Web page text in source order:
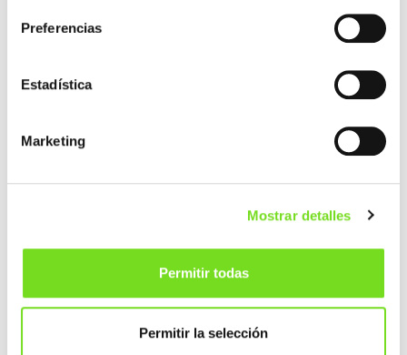
Preferencias
Estadística
Marketing
Mostrar detalles
Permitir todas
Permitir la selección
FEAF participa en la reunión del Grupo para la
Defensa Industrial del Gobierno Vasco
Próxima celebración de la Asamblea General de
NOTICIAS RECIENTES
FEAF/AFV participa en una nueva reunión de
seguimiento del proyecto DESGAS+ en Sidenor
Laguardia con una amplia participación del sector
de la fundición a presión.
Entrevista a Ainhoa Ondarzabal en el marco de la